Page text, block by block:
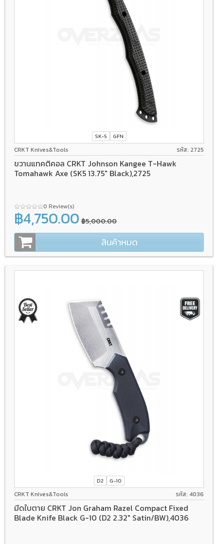
SK-5 GFN
CRKT Knives&Tools รหัส: 2725
ขวานแทคติคอล CRKT Johnson Kangee T-Hawk
Tomahawk Axe (SK5 13.75" Black),2725
0 Review(s)
฿4,750.00 ฿5,000.00
สินค้าหมด
D2 G-10
CRKT Knives&Tools รหัส: 4036
มีดใบตาย CRKT Jon Graham Razel Compact Fixed
Blade Knife Black G-10 (D2 2.32" Satin/BW),4036